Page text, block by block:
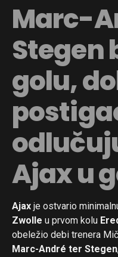
Marc-
Stegen
golu,
Ajax u
Ajax je ostvario
Zwolle u prvom kolu
obeležio debi trenera
Marc-André ter Stegen